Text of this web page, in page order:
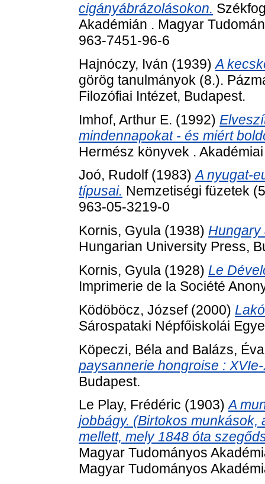
cigányábrázolásokon.
Akadémián . Magyar
963-7451-96-6
Hajnóczy, Iván (1939)A
görög tanulmányok (8.).
Filozófiai Intézet, Budapest.
Imhof, Arthur E. (1992)
mindennapokat - és miért
Hermész könyvek .
Joó, Rudolf(1983)A nyugat-
típusai. Nemzetiségi füzetek
963-05-3219-0
Kornis, Gyula (1938) Hungary
Hungarian University Press,
Kornis, Gyula (1928) Le
Imprimerie de la Société
Ködöböcz, József(2000)
Sárospataki Népfőiskolái
Köpeczi, Béla and Balázs, Éva
paysannerie hongroise :
Budapest.
Le Play, Frédéric (1903)A
jobbágy. (Birtokos
mellett, mely 1848 óta
Magyar Tudományos
Magyar Tudományos